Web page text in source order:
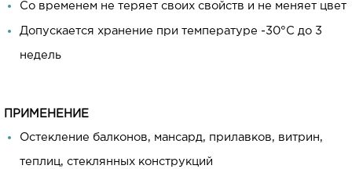
Со временем не теряет своих свойств и не меняет цвет
Допускается хранение при температуре -30°C до 3
недель
ПРИМЕНЕНИЕ
Остекление балконов, мансард, прилавков, витрин,
теплиц, стеклянных конструкций